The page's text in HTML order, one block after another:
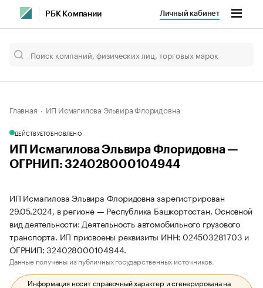
РБК Компании Личный кабинет
Главная ИП Исмагилова Эльвира Флоридовна
ДЕЙСТВУЕТОБНОВЛЕНО
ИП Исмагилова Эльвира Флоридовна —
ОГРНИП: 324028000104944
ИП Исмагилова Эльвира Флоридовна зарегистрирован
29.05.2024, в регионе — Республика Башкортостан. Основной
вид деятельности: Деятельность автомобильного грузового
транспорта. ИП присвоены реквизиты ИНН: 024503281703 и
ОГРНИП: 324028000104944.
Данные получены из публичных государственных источников.
Информация носит справочный характер и сгенерирована на